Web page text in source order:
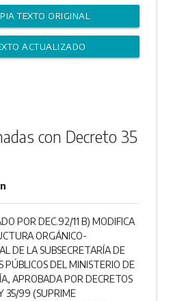
TEXTO ORIGINAL
ACTUALIZADO
con Decreto 35
POR DEC.92/11 B) MODIFICA
ORGÁNICO-
DE LA SUBSECRETARÍA DE
PÚBLICOS DEL MINISTERIO DE
APROBADA POR DECRETOS
35/99 (SUPRIME